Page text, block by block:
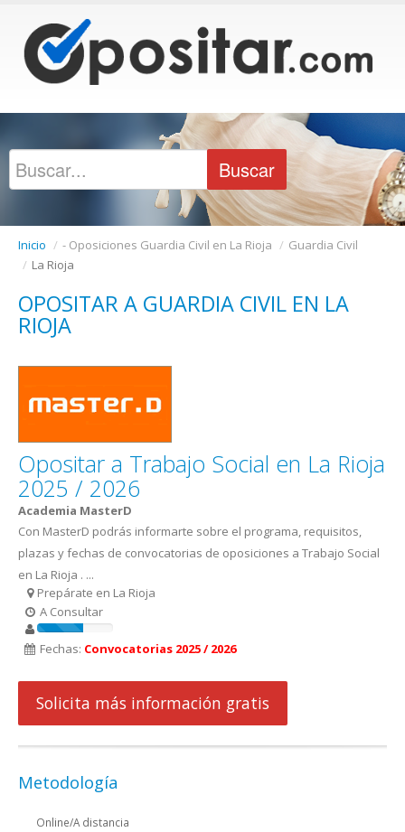
Inicio / - Oposiciones Guardia Civil en La Rioja / Guardia Civil
/ La Rioja
OPOSITAR A GUARDIA CIVIL EN LA
RIOJA
Opositar a Trabajo Social en La Rioja
2025 / 2026
Academia MasterD
Con MasterD podrás informarte sobre el programa, requisitos,
plazas y fechas de convocatorias de oposiciones a Trabajo Social
en La Rioja . ...
Prepárate en La Rioja
A Consultar
Fechas: Convocatorias 2025 / 2026
Solicita más información gratis
Metodología
Online/A distancia